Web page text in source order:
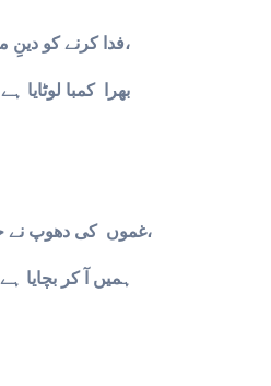
فدا کرنے کو دینِ مصطفیٰ پر،
بھرا کمبا لوٹایا
غموں کی دھوپ نے جب بھی ستایا،
ہمیں آ کر بچایا